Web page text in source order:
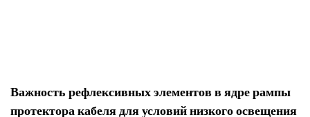
Важность рефлексивных элементов в ядре рампы
протектора кабеля для условий низкого освещения